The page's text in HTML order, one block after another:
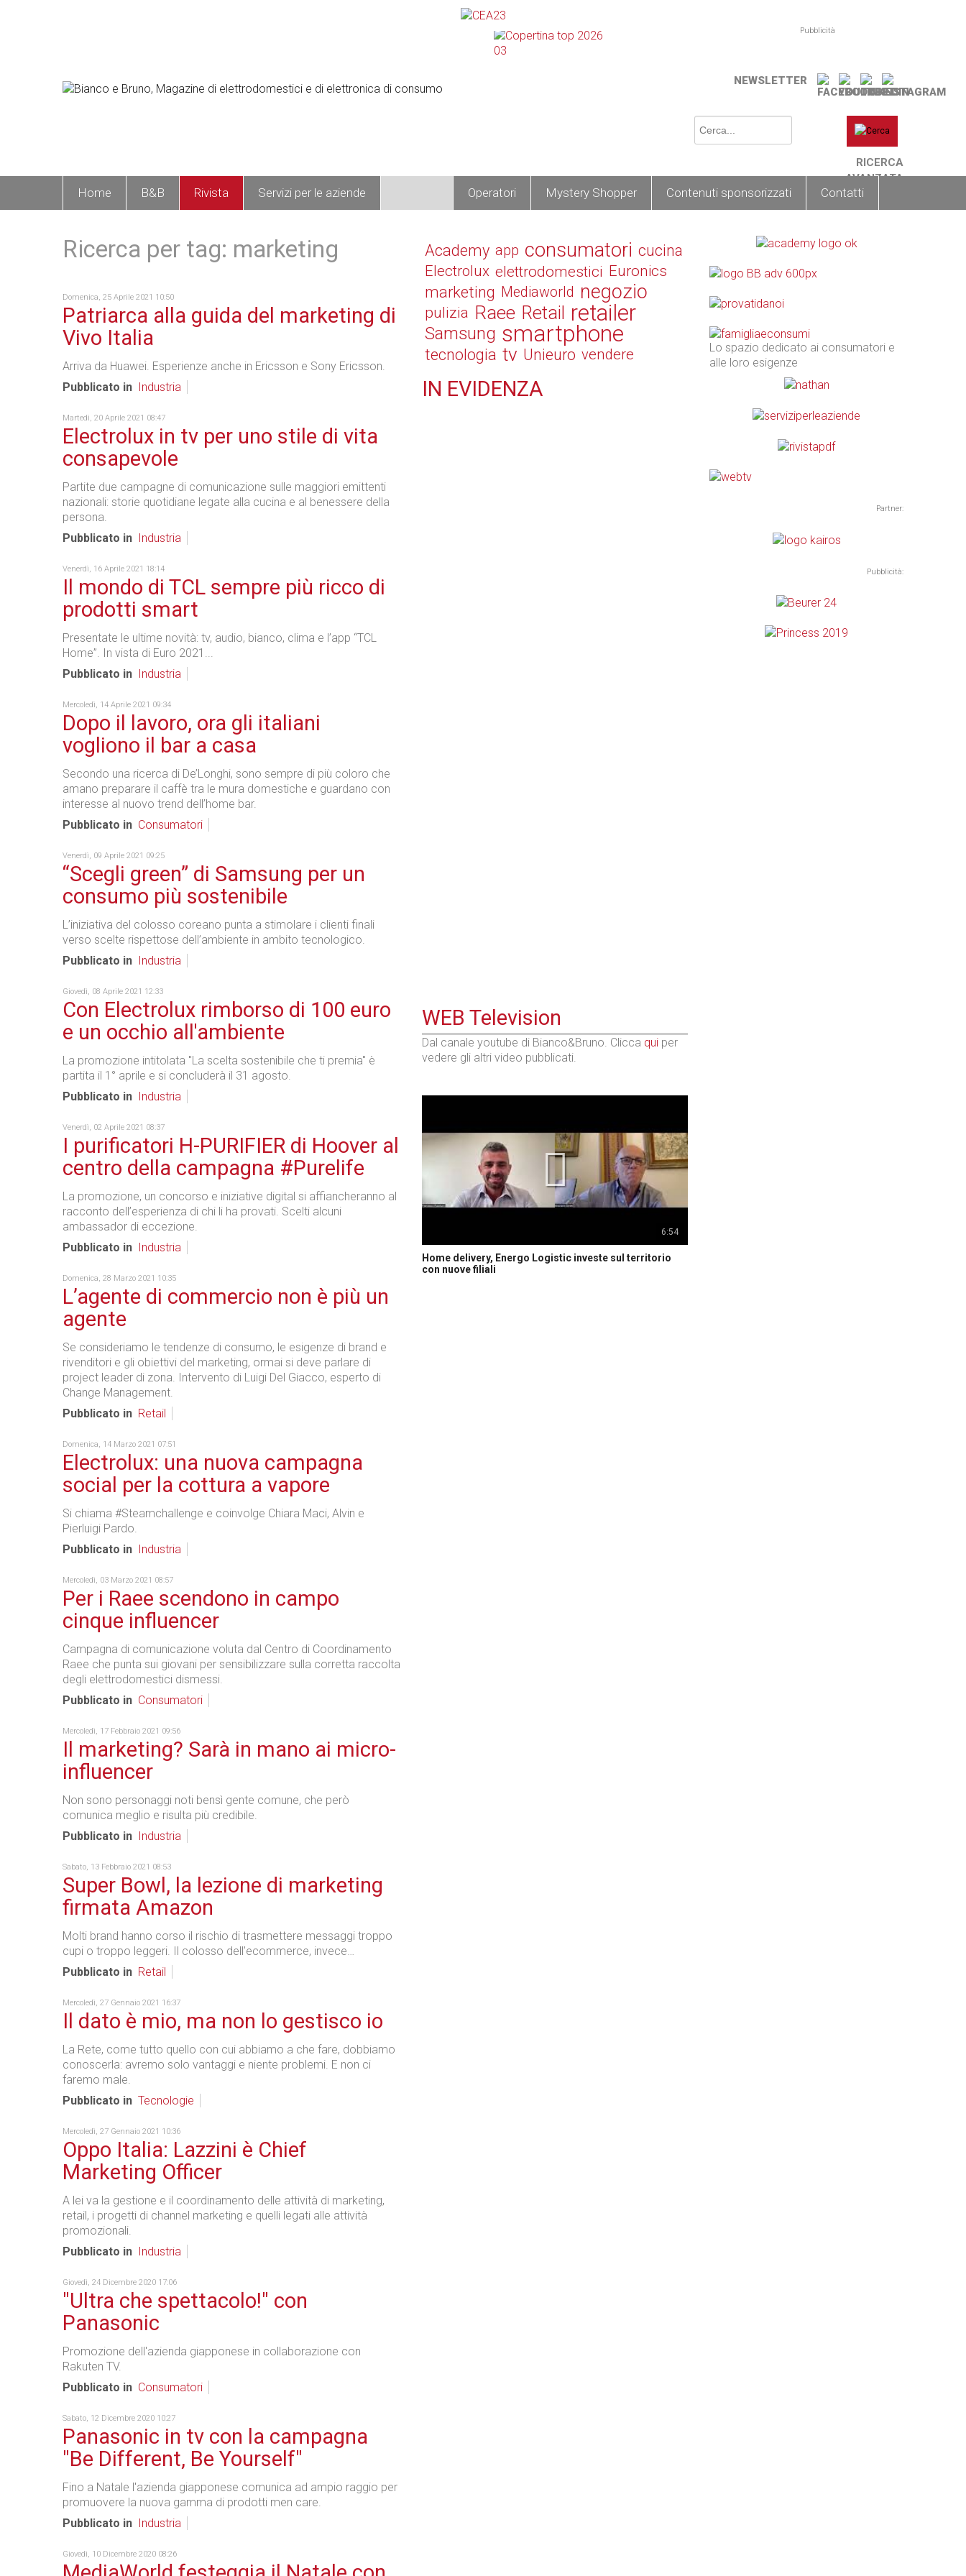
Pubblicità
NEWSLETTER
RICERCA
AVANZATA
Home B&B Rivista Servizi per le aziende Operatori Mystery Shopper Contenuti sponsorizzati Contatti
Ricerca per tag: marketing
Domenica, 25 Aprile 2021 10:50
Patriarca alla guida del marketing di
Vivo Italia
Arriva da Huawei. Esperienze anche in Ericsson e Sony Ericsson.
Pubblicato in
Industria
Martedì, 20 Aprile 2021 08:47
Electrolux in tv per uno stile di vita
consapevole
Partite due campagne di comunicazione sulle maggiori emittenti
nazionali: storie quotidiane legate alla cucina e al benessere della
persona.
Pubblicato in
Industria
Venerdì, 16 Aprile 2021 18:14
Il mondo di TCL sempre più ricco di
prodotti smart
Presentate le ultime novità: tv, audio, bianco, clima e l’app “TCL
Home”. In vista di Euro 2021...
Pubblicato in
Industria
Mercoledì, 14 Aprile 2021 09:34
Dopo il lavoro, ora gli italiani
vogliono il bar a casa
Secondo una ricerca di De’Longhi, sono sempre di più coloro che
amano preparare il caffè tra le mura domestiche e guardano con
interesse al nuovo trend dell’home bar.
Pubblicato in Consumatori
Venerdì, 09 Aprile 2021 09:25
“Scegli green” di Samsung per un
consumo più sostenibile
L’iniziativa del colosso coreano punta a stimolare i clienti finali
verso scelte rispettose dell’ambiente in ambito tecnologico.
Pubblicato in
Industria
Giovedì, 08 Aprile 2021 12:33
Con Electrolux rimborso di 100 euro
e un occhio all'ambiente
La promozione intitolata "La scelta sostenibile che ti premia" è
partita il 1° aprile e si concluderà il 31 agosto.
Pubblicato in
Industria
Venerdì, 02 Aprile 2021 08:37
I purificatori H-PURIFIER di Hoover al
centro della campagna #Purelife
La promozione, un concorso e iniziative digital si affiancheranno al
racconto dell’esperienza di chi li ha provati. Scelti alcuni
ambassador di eccezione.
Pubblicato in
Industria
Domenica, 28 Marzo 2021 10:35
L’agente di commercio non è più un
agente
Se consideriamo le tendenze di consumo, le esigenze di brand e
rivenditori e gli obiettivi del marketing, ormai si deve parlare di
project leader di zona. Intervento di Luigi Del Giacco, esperto di
Change Management.
Pubblicato in Retail
Domenica, 14 Marzo 2021 07:51
Electrolux: una nuova campagna
social per la cottura a vapore
Si chiama #Steamchallenge e coinvolge Chiara Maci, Alvin e
Pierluigi Pardo.
Pubblicato in
Industria
Mercoledì, 03 Marzo 2021 08:57
Per i Raee scendono in campo
cinque influencer
Campagna di comunicazione voluta dal Centro di Coordinamento
Raee che punta sui giovani per sensibilizzare sulla corretta raccolta
degli elettrodomestici dismessi.
Pubblicato in Consumatori
Mercoledì, 17 Febbraio 2021 09:56
Il marketing? Sarà in mano ai micro-
influencer
Non sono personaggi noti bensì gente comune, che però
comunica meglio e risulta più credibile.
Pubblicato in
Industria
Sabato, 13 Febbraio 2021 08:53
Super Bowl, la lezione di marketing
firmata Amazon
Molti brand hanno corso il rischio di trasmettere messaggi troppo
cupi o troppo leggeri. Il colosso dell’ecommerce, invece…
Pubblicato in Retail
Mercoledì, 27 Gennaio 2021 16:37
Il dato è mio, ma non lo gestisco io
La Rete, come tutto quello con cui abbiamo a che fare, dobbiamo
conoscerla: avremo solo vantaggi e niente problemi. E non ci
faremo male.
Pubblicato in Tecnologie
Mercoledì, 27 Gennaio 2021 10:36
Oppo Italia: Lazzini è Chief
Marketing Officer
A lei va la gestione e il coordinamento delle attività di marketing,
retail, i progetti di channel marketing e quelli legati alle attività
promozionali.
Pubblicato in
Industria
Giovedì, 24 Dicembre 2020 17:06
"Ultra che spettacolo!" con
Panasonic
Promozione dell'azienda giapponese in collaborazione con
Rakuten TV.
Pubblicato in Consumatori
Sabato, 12 Dicembre 2020 10:27
Panasonic in tv con la campagna
"Be Different, Be Yourself"
Fino a Natale l'azienda giapponese comunica ad ampio raggio per
promuovere la nuova gamma di prodotti men care.
Pubblicato in
Industria
Giovedì, 10 Dicembre 2020 08:26
Academy app consumatori cucina
Electrolux elettrodomestici Euronics
marketing Mediaworld negozio
pulizia Raee Retail retailer
Samsung smartphone
tecnologia tv Unieuro vendere
IN EVIDENZA
WEB Television
Dal canale youtube di Bianco&Bruno. Clicca qui per
vedere gli altri video pubblicati.
6:54
Home delivery, Energo Logistic investe sul territorio
con nuove filiali
Lo spazio dedicato ai consumatori e
alle loro esigenze
Partner:
Pubblicità: